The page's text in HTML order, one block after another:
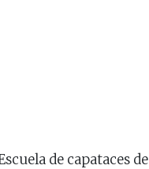
de capataces de